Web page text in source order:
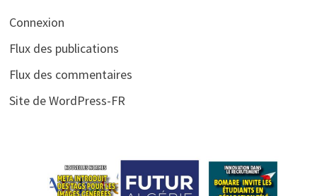
Connexion
Flux des publications
Flux des commentaires
Site de WordPress-FR